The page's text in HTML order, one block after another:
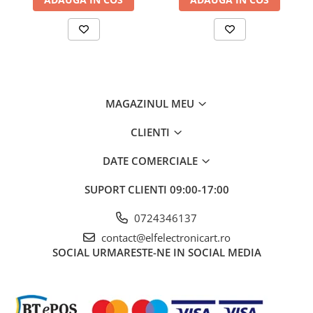
Baterie
baterie 9V x1
Rezolutie optica
Interval de măsurare al temperaturii
Interval de masura a Umiditatii
Distanța tipică până la punctul de
MAGAZINUL MEU
CLIENTI
DATE COMERCIALE
SUPORT CLIENTI 09:00-17:00
0724346137
contact@elfelectronicart.ro
SOCIAL URMARESTE-NE IN SOCIAL MEDIA